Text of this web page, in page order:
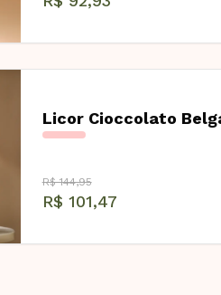
Licor Cioccolato
R$ 144,95
R$ 101,47